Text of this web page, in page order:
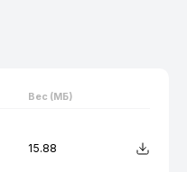
Вес (МБ)
15.88